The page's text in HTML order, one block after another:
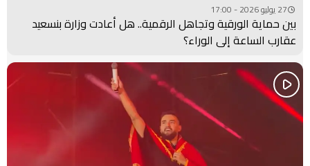
27 يوليو 2026 - 17:00
بين حماية الورقية وتجاهل الرقمية.. هل أعادت وزارة بنسعيد
عقارب الساعة إلى الوراء؟